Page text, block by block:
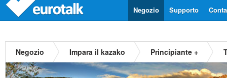
Supporto
Negozio
Negozio Impara il kazako Principiante +